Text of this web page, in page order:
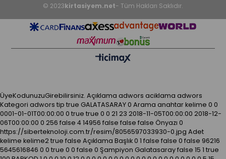
© 2023kirtasiyem.net- Tüm Hakları Saklıdır.
ÜyeKodunuzuGirebilirsiniz. Açıklama adwors aciklama adwors
Kategori adwors tip true GALATASARAY0 Arama anahtar kelime 0 0
0001-01-01T00:00:00 0 true true 0 0 21 23 2018-11-05T00:00:00 2018-12-
06T00:00:00 0 256 false 414956 false false false Önyazı 0
https://siberteknoloji.com.tr/resim/8056597033930-0.jpg Adet
kelime kelime2true false Açıklama Başlık0 1 false false 0 false 96216
5645616846 0 0 true 0 0 false 0 Şampiyon Galatasarayfalse 15 1 true